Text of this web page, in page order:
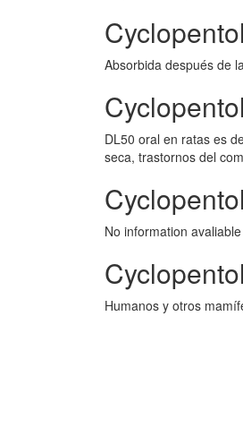
Absorbida después de
DL50 oral en ratas es
seca, trastornos del
No information avaliable
Humanos y otros